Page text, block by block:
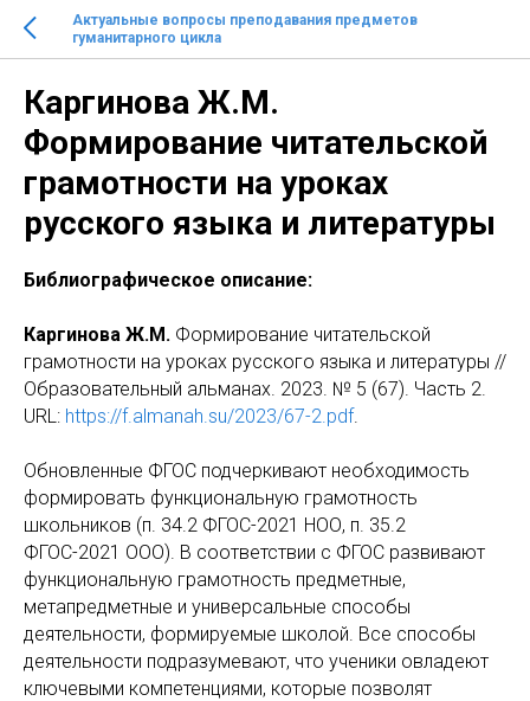
Актуальные вопросы преподавания предметов
гуманитарного цикла
Каргинова Ж.М.
Формирование читательской
грамотности на уроках
русского языка и литературы
Библиографическое описание:
Каргинова Ж.М. Формирование читательской
грамотности на уроках русского языка и литературы //
Образовательный альманах. 2023. № 5 (67). Часть 2.
URL: https://f.almanah.su/2023/67-2.pdf.
Обновленные ФГОС подчеркивают необходимость
формировать функциональную грамотность
школьников (п. 34.2 ФГОС-2021 НОО, п. 35.2
ФГОС-2021 ООО). В соответствии с ФГОС развивают
функциональную грамотность предметные,
метапредметные и универсальные способы
деятельности, формируемые школой. Все способы
деятельности подразумевают, что ученики овладеют
ключевыми компетенциями, которые позволят